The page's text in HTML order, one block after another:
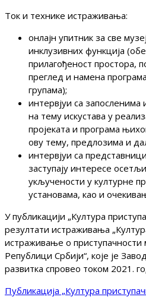
Ток и технике истраживања:
онлајн упитник за све
инклузивних функција
прилагођеност простора,
преглед и намена
групама);
интервјуи са
на тему искустава у
пројеката и програма
ову тему, предлозима и
интервјуи са
заступају интересе
укључености у културне
установама, као и
У публикацији „Култура
резултати истраживања
истраживање о приступачности
Републици Србији“, које је
развитка спровео током 2021.
Публикација „Култура